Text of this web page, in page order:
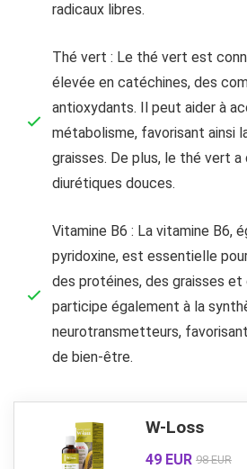
radicaux libres.
Thé vert : Le thé vert est
élevée en catéchines, des
antioxydants. Il peut aider à
métabolisme, favorisant ainsi
graisses. De plus, le thé vert
diurétiques douces.
Vitamine B6 : La vitamine B6,
pyridoxine, est essentielle
des protéines, des graisses et
participe également à la
neurotransmetteurs,
de bien-être.
W-Loss
49 EUR 98 EUR